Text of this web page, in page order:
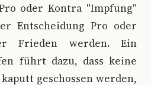
oder Kontra "Impfung"
Entscheidung Pro oder
Frieden werden. Ein
führt dazu, dass keine
geschossen werden,